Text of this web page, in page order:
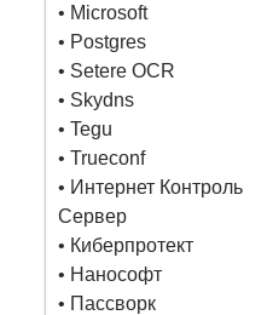
• Microsoft
• Postgres
• Setere OCR
• Skydns
• Tegu
• Trueconf
• Интернет Контроль
Сервер
• Киберпротект
• Нанософт
• Пассворк